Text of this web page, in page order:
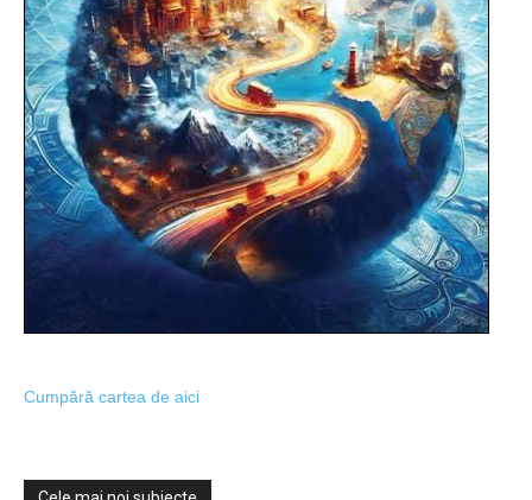
Cumpără cartea de aici